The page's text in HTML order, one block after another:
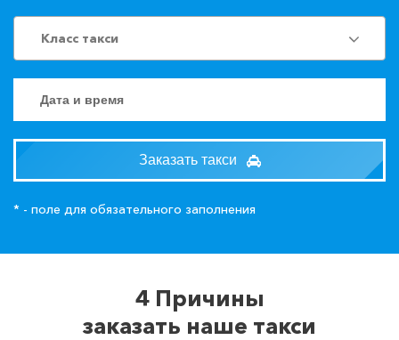
Класс такси
Заказать такси
* - поле для обязательного заполнения
4 Причины
заказать наше такси